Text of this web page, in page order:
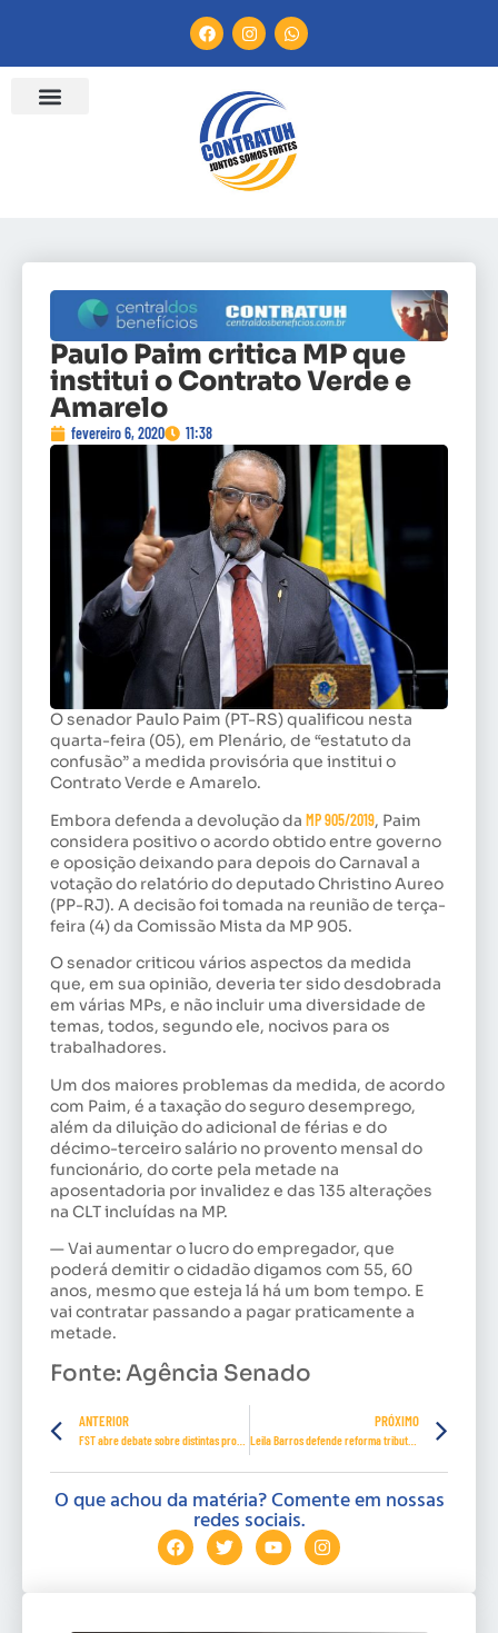
Paulo Paim critica MP que
institui o Contrato Verde e
Amarelo
fevereiro 6, 2020 11:38
O senador Paulo Paim (PT-RS) qualificou nesta
quarta-feira (05), em Plenário, de “estatuto da
confusão” a medida provisória que institui o
Contrato Verde e Amarelo.
Embora defenda a devolução da MP 905/2019, Paim
considera positivo o acordo obtido entre governo
e oposição deixando para depois do Carnaval a
votação do relatório do deputado Christino Aureo
(PP-RJ). A decisão foi tomada na reunião de terça-
feira (4) da Comissão Mista da MP 905.
O senador criticou vários aspectos da medida
que, em sua opinião, deveria ter sido desdobrada
em várias MPs, e não incluir uma diversidade de
temas, todos, segundo ele, nocivos para os
trabalhadores.
Um dos maiores problemas da medida, de acordo
com Paim, é a taxação do seguro desemprego,
além da diluição do adicional de férias e do
décimo-terceiro salário no provento mensal do
funcionário, do corte pela metade na
aposentadoria por invalidez e das 135 alterações
na CLT incluídas na MP.
— Vai aumentar o lucro do empregador, que
poderá demitir o cidadão digamos com 55, 60
anos, mesmo que esteja lá há um bom tempo. E
vai contratar passando a pagar praticamente a
metade.
Fonte: Agência Senado
ANTERIOR PRÓXIMO
Leila Barros defende reforma tributária que simplifique a arrecadação
O que achou da matéria? Comente em nossas
redes sociais.